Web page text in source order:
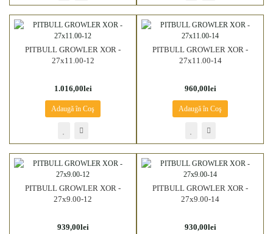
PITBULL GROWLER XOR -
27x11.00-12
1.016,00lei
Adaugă în Coş
PITBULL GROWLER XOR -
27x11.00-14
960,00lei
Adaugă în Coş
PITBULL GROWLER XOR -
27x9.00-12
939,00lei
PITBULL GROWLER XOR -
27x9.00-14
930,00lei